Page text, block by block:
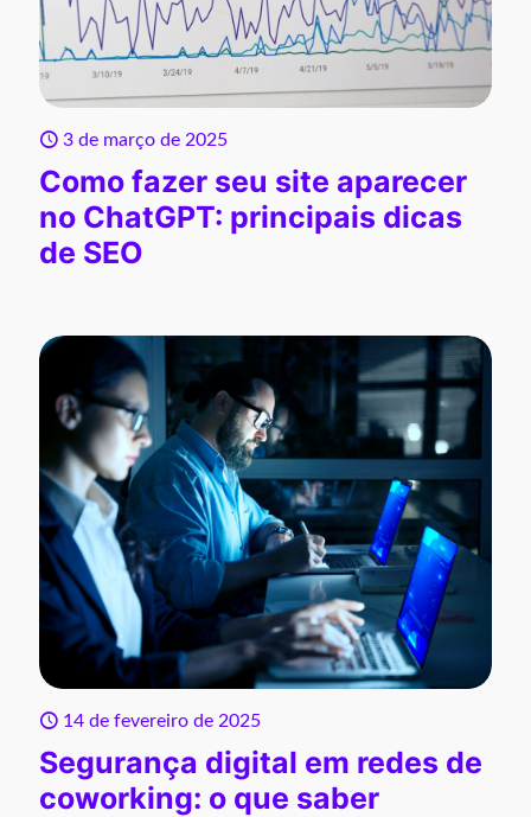
3 de março de 2025
Como fazer seu site aparecer
no ChatGPT: principais dicas
de SEO
14 de fevereiro de 2025
Segurança digital em redes de
coworking: o que saber